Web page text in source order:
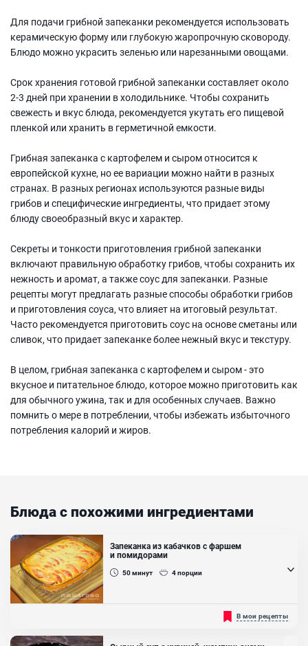
Для подачи грибной запеканки рекомендуется использовать
керамическую форму или глубокую жаропрочную сковороду.
Блюдо можно украсить зеленью или нарезанными овощами.
Срок хранения готовой грибной запеканки составляет около
2-3 дней при хранении в холодильнике. Чтобы сохранить
свежесть и вкус блюда, рекомендуется укутать его пищевой
пленкой или хранить в герметичной емкости.
Грибная запеканка с картофелем и сыром относится к
европейской кухне, но ее вариации можно найти в разных
странах. В разных регионах используются разные виды
грибов и специфические ингредиенты, что придает этому
блюду своеобразный вкус и характер.
Секреты и тонкости приготовления грибной запеканки
включают правильную обработку грибов, чтобы сохранить их
нежность и аромат, а также соус для запеканки. Разные
рецепты могут предлагать разные способы обработки грибов
и приготовления соуса, что влияет на итоговый результат.
Часто рекомендуется приготовить соус на основе сметаны или
сливок, что придает запеканке более нежный вкус и текстуру.
В целом, грибная запеканка с картофелем и сыром - это
вкусное и питательное блюдо, которое можно приготовить как
для обычного ужина, так и для особенных случаев. Важно
помнить о мере в потреблении, чтобы избежать избыточного
потребления калорий и жиров.
Блюда с похожими ингредиентами
Запеканка из кабачков с фаршем
и помидорами
50минут 4порции
Не знаешь что приготовить на ужин и у тебя завалялось
пару кабачков? Этот рецепт для тебя! Кабачок дошел из
Центральной Америки до Европы ещё в 16 веке, но его плоды
жители Старого Света распробовали всего лишь через 200 лет,
В мои рецепты